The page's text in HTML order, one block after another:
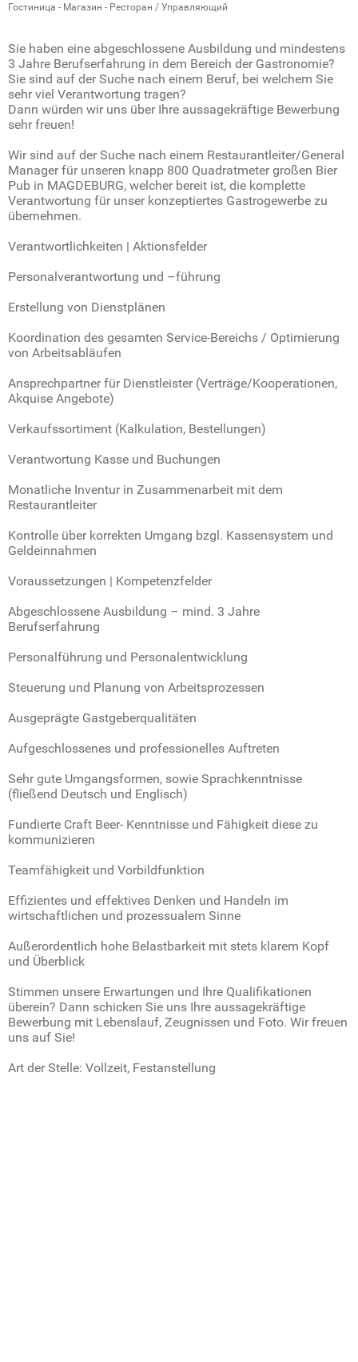
Гостиница - Магазин - Ресторан / Управляющий
Sie haben eine abgeschlossene Ausbildung und mindestens
3 Jahre Berufserfahrung in dem Bereich der Gastronomie?
Sie sind auf der Suche nach einem Beruf, bei welchem Sie
sehr viel Verantwortung tragen?
Dann würden wir uns über Ihre aussagekräftige Bewerbung
sehr freuen!
Wir sind auf der Suche nach einem Restaurantleiter/General
Manager für unseren knapp 800 Quadratmeter großen Bier
Pub in MAGDEBURG, welcher bereit ist, die komplette
Verantwortung für unser konzeptiertes Gastrogewerbe zu
übernehmen.
Verantwortlichkeiten | Aktionsfelder
Personalverantwortung und –führung
Erstellung von Dienstplänen
Koordination des gesamten Service-Bereichs / Optimierung
von Arbeitsabläufen
Ansprechpartner für Dienstleister (Verträge/Kooperationen,
Akquise Angebote)
Verkaufssortiment (Kalkulation, Bestellungen)
Verantwortung Kasse und Buchungen
Monatliche Inventur in Zusammenarbeit mit dem
Restaurantleiter
Kontrolle über korrekten Umgang bzgl. Kassensystem und
Geldeinnahmen
Voraussetzungen | Kompetenzfelder
Abgeschlossene Ausbildung – mind. 3 Jahre
Berufserfahrung
Personalführung und Personalentwicklung
Steuerung und Planung von Arbeitsprozessen
Ausgeprägte Gastgeberqualitäten
Aufgeschlossenes und professionelles Auftreten
Sehr gute Umgangsformen, sowie Sprachkenntnisse
(fließend Deutsch und Englisch)
Fundierte Craft Beer- Kenntnisse und Fähigkeit diese zu
kommunizieren
Teamfähigkeit und Vorbildfunktion
Effizientes und effektives Denken und Handeln im
wirtschaftlichen und prozessualem Sinne
Außerordentlich hohe Belastbarkeit mit stets klarem Kopf
und Überblick
Stimmen unsere Erwartungen und Ihre Qualifikationen
überein? Dann schicken Sie uns Ihre aussagekräftige
Bewerbung mit Lebenslauf, Zeugnissen und Foto. Wir freuen
uns auf Sie!
Art der Stelle: Vollzeit, Festanstellung